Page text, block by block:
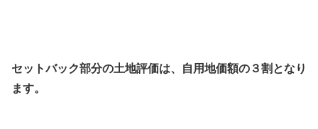
セットバック部分の土地評価は、自用地価額の３割となり
ます。